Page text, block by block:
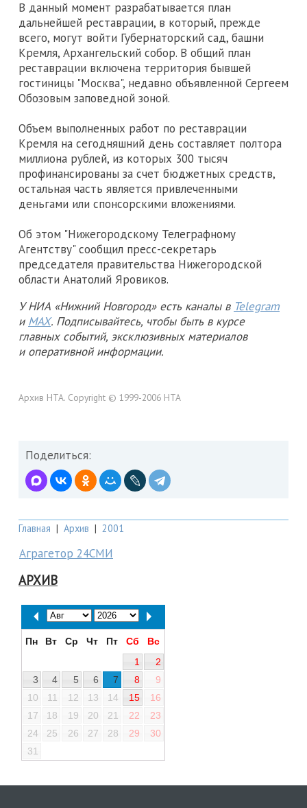
В данный момент разрабатывается план
дальнейшей реставрации, в который, прежде
всего, могут войти Губернаторский сад, башни
Кремля, Архангельский собор. В общий план
реставрации включена территория бывшей
гостиницы "Москва", недавно объявленной Сергеем
Обозовым заповедной зоной.
Объем выполненных работ по реставрации
Кремля на сегодняшний день составляет полтора
миллиона рублей, из которых 300 тысяч
профинансированы за счет бюджетных средств,
остальная часть является привлеченными
деньгами или спонсорскими вложениями.
Об этом "Нижегородскому Телеграфному
Агентству" сообщил пресс-секретарь
председателя правительства Нижегородской
области Анатолий Яровиков.
У НИА «Нижний Новгород» есть каналы в Telegram
и MAX. Подписывайтесь, чтобы быть в курсе
главных событий, эксклюзивных материалов
и оперативной информации.
Архив НТА. Copyright © 1999-2006 НТА
Поделиться:
Главная | Архив | 2001
Аграгетор 24СМИ
АРХИВ
Пн Вт Ср Чт Пт Сб
Вс
1
2
3
4 5 6 7 8
9
10
11 12 13 14 15
16
17
18 19 20 21 22
23
24
25 26 27 28 29
30
31